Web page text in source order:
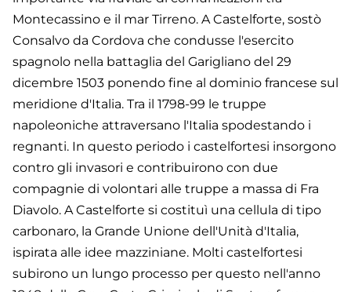
Montecassino e il mar Tirreno. A Castelforte, sostò
Consalvo da Cordova che condusse l'esercito
spagnolo nella battaglia del Garigliano del 29
dicembre 1503 ponendo fine al dominio francese sul
meridione d'Italia. Tra il 1798-99 le truppe
napoleoniche attraversano l'Italia spodestando i
regnanti. In questo periodo i castelfortesi insorgono
contro gli invasori e contribuirono con due
compagnie di volontari alle truppe a massa di Fra
Diavolo. A Castelforte si costituì una cellula di tipo
carbonaro, la Grande Unione dell'Unità d'Italia,
ispirata alle idee mazziniane. Molti castelfortesi
subirono un lungo processo per questo nell'anno